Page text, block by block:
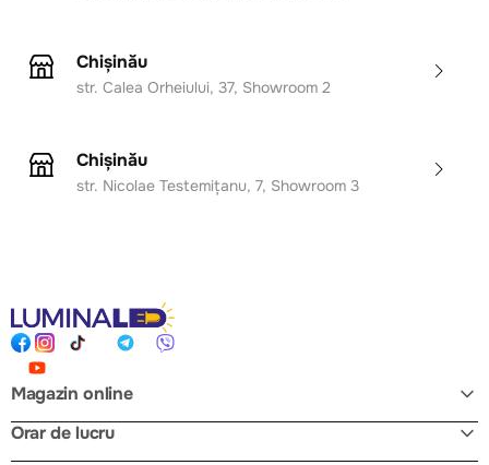
Chișinău
str. Calea Orheiului, 37, Showroom 2
Chișinău
str. Nicolae Testemițanu, 7, Showroom 3
Magazin online
Orar de lucru